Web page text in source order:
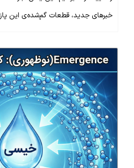
خبرهای جدید، قطعات گم‌شده‌ی این